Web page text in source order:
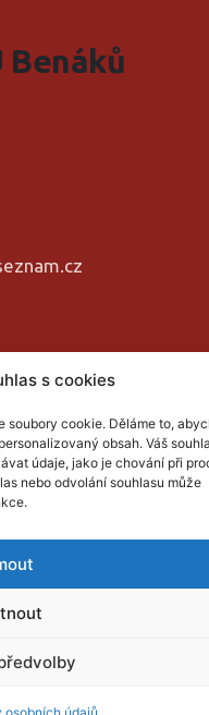
s cookies
cookie. Děláme to,
obsah. Váš
údaje, jako je chování při
nebo odvolání souhlasu může
Benáků